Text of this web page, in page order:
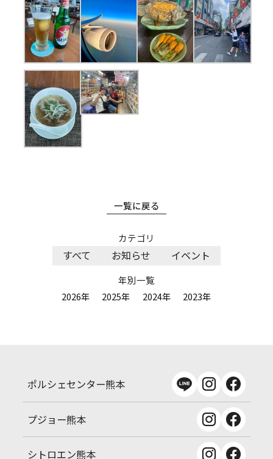
カテゴリ
すべて お知らせ イベント
年別一覧
2026年
2025年 2024年 2023年
一覧に戻る
ポルシェセンター熊本
プジョー熊本
シトロエン熊本